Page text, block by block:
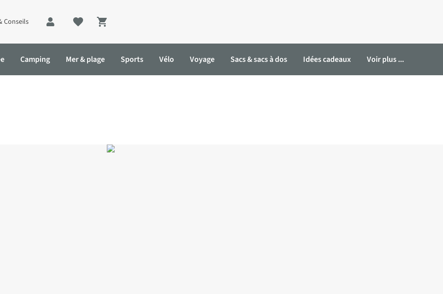
Conseils
Shopping cart
Camping Mer & plage Sports Vélo Voyage Sacs & sacs à dos Idées cadeaux Voir plus ...